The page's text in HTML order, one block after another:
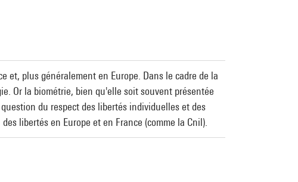
et, plus généralement en Europe. Dans le cadre de la
Or la biométrie, bien qu'elle soit souvent présentée
du respect des libertés individuelles et des
libertés en Europe et en France (comme la Cnil).